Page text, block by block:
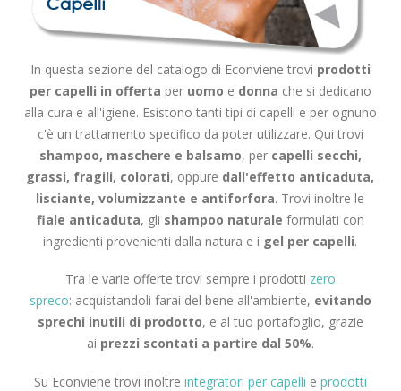
In questa sezione del catalogo di Econviene trovi prodotti
per capelli in offerta per uomo e donna che si dedicano
alla cura e all'igiene. Esistono tanti tipi di capelli e per ognuno
c'è un trattamento specifico da poter utilizzare. Qui trovi
shampoo, maschere e balsamo, per capelli secchi,
grassi, fragili, colorati, oppure dall'effetto anticaduta,
lisciante, volumizzante e antiforfora. Trovi inoltre le
fiale anticaduta, gli shampoo naturale formulati con
ingredienti provenienti dalla natura e i gel per capelli.
Tra le varie offerte trovi sempre i prodotti zero
spreco: acquistandoli farai del bene all'ambiente, evitando
sprechi inutili di prodotto, e al tuo portafoglio, grazie
ai prezzi scontati a partire dal 50%.
Su Econviene trovi inoltre integratori per capelli e prodotti